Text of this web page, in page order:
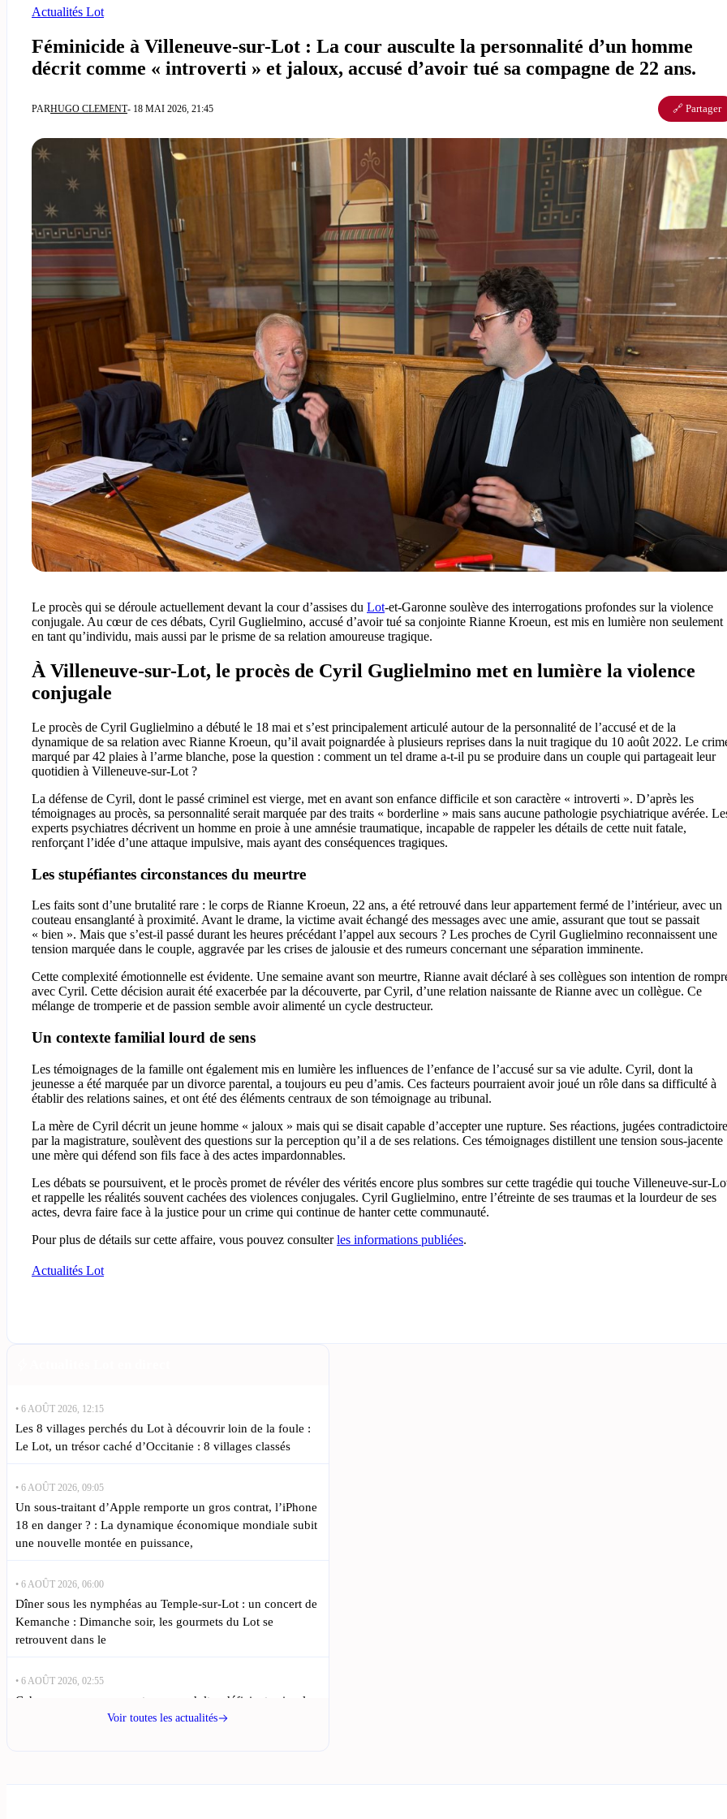
Actualités Lot
Féminicide à Villeneuve-sur-Lot : La cour ausculte la personnalité d’un homme
décrit comme « introverti » et jaloux, accusé d’avoir tué sa compagne de 22 ans.
PARHUGO CLEMENT- 18 MAI 2026, 21:45 🔗 Partager
Le procès qui se déroule actuellement devant la cour d’assises du Lot-et-Garonne soulève des interrogations profondes sur la violence
conjugale. Au cœur de ces débats, Cyril Guglielmino, accusé d’avoir tué sa conjointe Rianne Kroeun, est mis en lumière non seulement
en tant qu’individu, mais aussi par le prisme de sa relation amoureuse tragique.
À Villeneuve-sur-Lot, le procès de Cyril Guglielmino met en lumière la violence
conjugale
Le procès de Cyril Guglielmino a débuté le 18 mai et s’est principalement articulé autour de la personnalité de l’accusé et de la
dynamique de sa relation avec Rianne Kroeun, qu’il avait poignardée à plusieurs reprises dans la nuit tragique du 10 août 2022. Le
marqué par 42 plaies à l’arme blanche, pose la question : comment un tel drame a-t-il pu se produire dans un couple qui partageait leur
quotidien à Villeneuve-sur-Lot ?
La défense de Cyril, dont le passé criminel est vierge, met en avant son enfance difficile et son caractère « introverti ». D’après les
témoignages au procès, sa personnalité serait marquée par des traits « borderline » mais sans aucune pathologie psychiatrique avérée.
experts psychiatres décrivent un homme en proie à une amnésie traumatique, incapable de rappeler les détails de cette nuit fatale,
renforçant l’idée d’une attaque impulsive, mais ayant des conséquences tragiques.
Les stupéfiantes circonstances du meurtre
Les faits sont d’une brutalité rare : le corps de Rianne Kroeun, 22 ans, a été retrouvé dans leur appartement fermé de l’intérieur, avec un
couteau ensanglanté à proximité. Avant le drame, la victime avait échangé des messages avec une amie, assurant que tout se passait
« bien ». Mais que s’est-il passé durant les heures précédant l’appel aux secours ? Les proches de Cyril Guglielmino reconnaissent une
tension marquée dans le couple, aggravée par les crises de jalousie et des rumeurs concernant une séparation imminente.
Cette complexité émotionnelle est évidente. Une semaine avant son meurtre, Rianne avait déclaré à ses collègues son intention de
avec Cyril. Cette décision aurait été exacerbée par la découverte, par Cyril, d’une relation naissante de Rianne avec un collègue. Ce
mélange de tromperie et de passion semble avoir alimenté un cycle destructeur.
Un contexte familial lourd de sens
Les témoignages de la famille ont également mis en lumière les influences de l’enfance de l’accusé sur sa vie adulte. Cyril, dont la
jeunesse a été marquée par un divorce parental, a toujours eu peu d’amis. Ces facteurs pourraient avoir joué un rôle dans sa difficulté à
établir des relations saines, et ont été des éléments centraux de son témoignage au tribunal.
La mère de Cyril décrit un jeune homme « jaloux » mais qui se disait capable d’accepter une rupture. Ses réactions, jugées
par la magistrature, soulèvent des questions sur la perception qu’il a de ses relations. Ces témoignages distillent une tension sous-jacente
une mère qui défend son fils face à des actes impardonnables.
Les débats se poursuivent, et le procès promet de révéler des vérités encore plus sombres sur cette tragédie qui touche Villeneuve-sur-
et rappelle les réalités souvent cachées des violences conjugales. Cyril Guglielmino, entre l’étreinte de ses traumas et la lourdeur de ses
actes, devra faire face à la justice pour un crime qui continue de hanter cette communauté.
Pour plus de détails sur cette affaire, vous pouvez consulterles informations publiées.
Actualités Lot
• 6 AOÛT 2026, 12:15
Les 8 villages perchés du Lot à découvrir loin de la foule :
Le Lot, un trésor caché d’Occitanie : 8 villages classés
• 6 AOÛT 2026, 09:05
Un sous-traitant d’Apple remporte un gros contrat, l’iPhone
18 en danger ? : La dynamique économique mondiale subit
une nouvelle montée en puissance,
• 6 AOÛT 2026, 06:00
Dîner sous les nymphéas au Temple-sur-Lot : un concert de
Kemanche : Dimanche soir, les gourmets du Lot se
retrouvent dans le
• 6 AOÛT 2026, 02:55
Cahors : un nouveau centre pour adultes déficients visuels
ouvre ses portes : L’ouverture d’un nouvel établissement
Voir toutes les actualités